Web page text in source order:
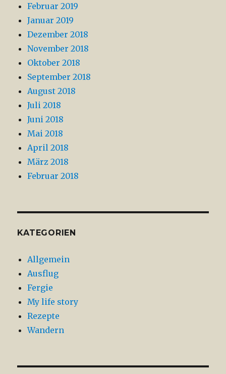
Februar 2019
Januar 2019
Dezember 2018
November 2018
Oktober 2018
September 2018
August 2018
Juli 2018
Juni 2018
Mai 2018
April 2018
März 2018
Februar 2018
KATEGORIEN
Allgemein
Ausflug
Fergie
My life story
Rezepte
Wandern